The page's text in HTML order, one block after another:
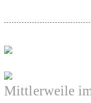
Mittlerweile